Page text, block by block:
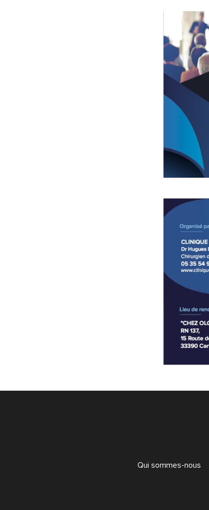
Qui sommes-nous